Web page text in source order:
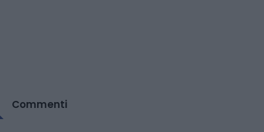
Commenti